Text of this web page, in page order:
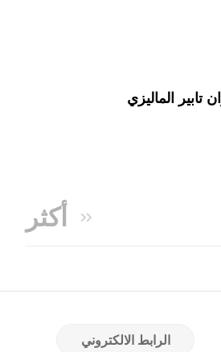
تابير الماليزي
أكثر
الرابط الالكتروني